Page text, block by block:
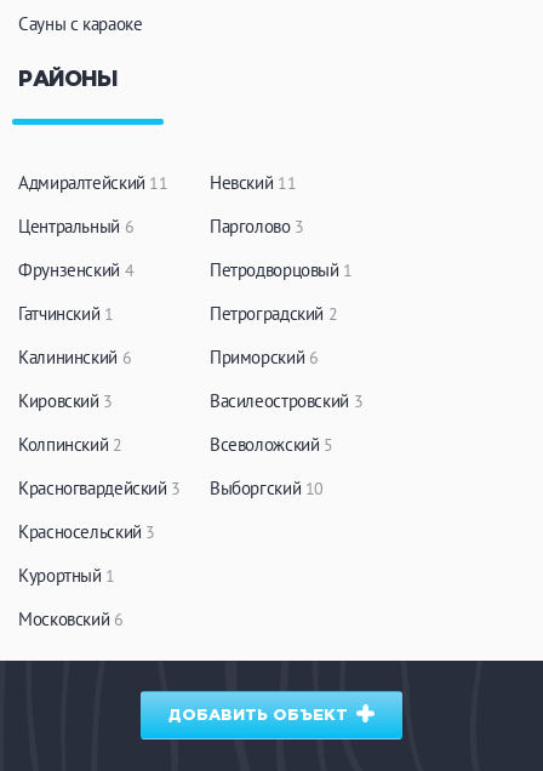
Сауны с караоке
РАЙОНЫ
Адмиралтейский 11
Центральный 6
Фрунзенский 4
Гатчинский 1
Калининский 6
Кировский 3
Колпинский 2
Красногвардейский 3
Красносельский 3
Курортный 1
Московский 6
Невский 11
Парголово 3
Петродворцовый 1
Петроградский 2
Приморский 6
Василеостровский 3
Всеволожский 5
Выборгский 10
ДОБАВИТЬ ОБЪЕКТ